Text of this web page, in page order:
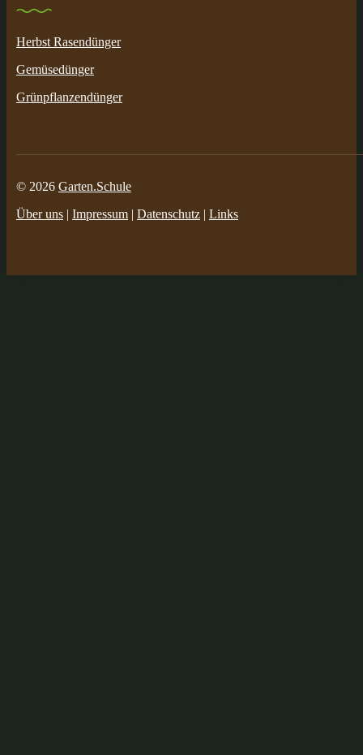
Herbst Rasendünger
Gemüsedünger
Grünpflanzendünger
© 2026 Garten.Schule
Über uns | Impressum | Datenschutz | Links